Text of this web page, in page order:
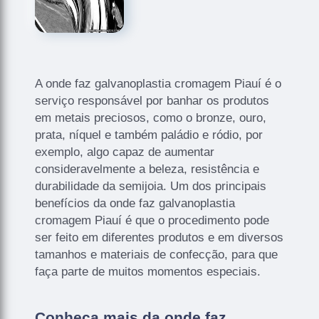
A onde faz galvanoplastia cromagem Piauí é o
serviço responsável por banhar os produtos
em metais preciosos, como o bronze, ouro,
prata, níquel e também paládio e ródio, por
exemplo, algo capaz de aumentar
consideravelmente a beleza, resistência e
durabilidade da semijoia. Um dos principais
benefícios da onde faz galvanoplastia
cromagem Piauí é que o procedimento pode
ser feito em diferentes produtos e em diversos
tamanhos e materiais de confecção, para que
faça parte de muitos momentos especiais.